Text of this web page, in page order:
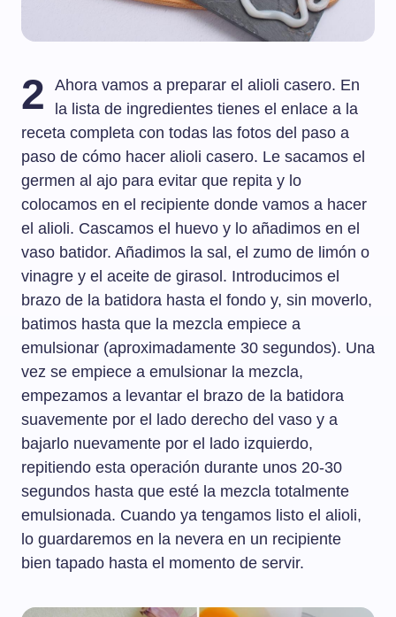
2
Ahora vamos a preparar el alioli casero. En
la lista de ingredientes tienes el enlace a la
receta completa con todas las fotos del paso a
paso de cómo hacer alioli casero. Le sacamos el
germen al ajo para evitar que repita y lo
colocamos en el recipiente donde vamos a hacer
el alioli. Cascamos el huevo y lo añadimos en el
vaso batidor. Añadimos la sal, el zumo de limón o
vinagre y el aceite de girasol. Introducimos el
brazo de la batidora hasta el fondo y, sin moverlo,
batimos hasta que la mezcla empiece a
emulsionar (aproximadamente 30 segundos). Una
vez se empiece a emulsionar la mezcla,
empezamos a levantar el brazo de la batidora
suavemente por el lado derecho del vaso y a
bajarlo nuevamente por el lado izquierdo,
repitiendo esta operación durante unos 20-30
segundos hasta que esté la mezcla totalmente
emulsionada. Cuando ya tengamos listo el alioli,
lo guardaremos en la nevera en un recipiente
bien tapado hasta el momento de servir.